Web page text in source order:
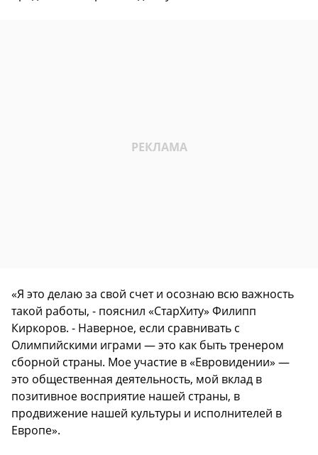
«Я это делаю за свой счет и осознаю всю важность
такой работы, - пояснил «СтарХиту» Филипп
Киркоров. - Наверное, если сравнивать с
Олимпийскими играми — это как быть тренером
сборной страны. Мое участие в «Евровидении» —
это общественная деятельность, мой вклад в
позитивное восприятие нашей страны, в
продвижение нашей культуры и исполнителей в
Европе».